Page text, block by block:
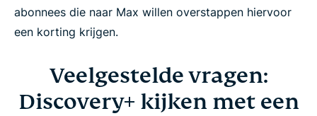
abonnees die naar Max willen overstappen hiervoor
een korting krijgen.
Veelgestelde vragen:
Discovery+ kijken met een